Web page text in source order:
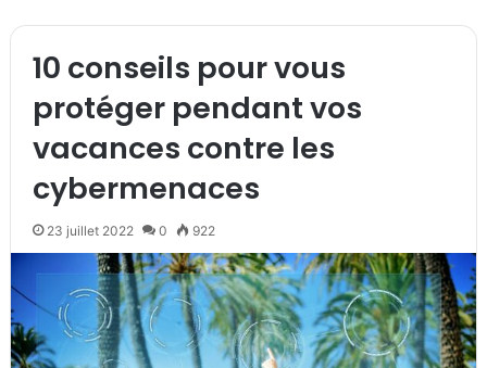
10 conseils pour vous
protéger pendant vos
vacances contre les
cybermenaces
23 juillet 2022 0 922